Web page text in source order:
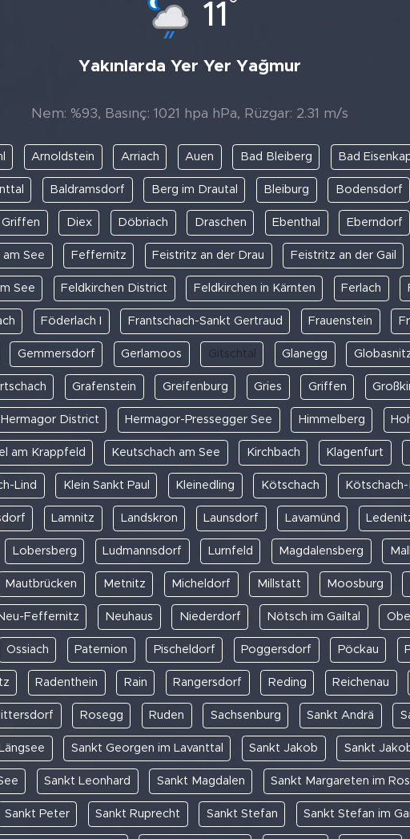
11 °
Yakınlarda Yer Yer Yağmur
Nem: %93, Basınç: 1021 hpa hPa, Rüzgar: 2.31 m/s
Arnoldstein Arriach Auen Bad Bleiberg Bad
Baldramsdorf Berg im Drautal Bleiburg Bodensdorf
Griffen Diex Döbriach Draschen Ebenthal Eberndorf
am See Feffernitz Feistritz an der Drau Feistritz an der Gail
See Feldkirchen District Feldkirchen in Kärnten Ferlach
Föderlach I Frantschach-Sankt Gertraud Frauenstein
Gemmersdorf Gerlamoos Gitschtal Glanegg
Grafenstein Greifenburg Gries Griffen
Hermagor District Hermagor-Pressegger See Himmelberg
am Krappfeld Keutschach am See Kirchbach Klagenfurt
Lind Klein Sankt Paul Kleinedling Kötschach
Lamnitz Landskron Launsdorf Lavamünd
Lobersberg Ludmannsdorf Lurnfeld Magdalensberg
Mautbrücken Metnitz Micheldorf Millstatt Moosburg
Feffernitz Neuhaus Niederdorf Nötsch im Gailtal
Ossiach Paternion Pischeldorf Poggersdorf Pöckau
Radenthein Rain Rangersdorf Reding Reichenau
Rosegg Ruden Sachsenburg Sankt Andrä
Sankt Georgen im Lavanttal Sankt Jakob Sankt
Sankt Leonhard Sankt Magdalen Sankt Margareten im
Sankt Peter Sankt Ruprecht Sankt Stefan Sankt Stefan im